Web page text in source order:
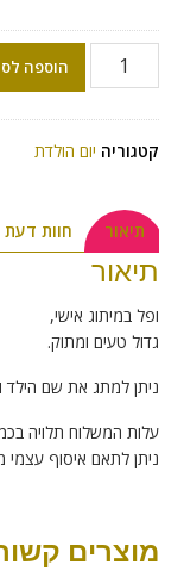
הוספה
קטגוריה יום הולדת
תיאור חוות דעת
תיאור
ופל במיתוג אישי,
גדול טעים ומתוק.
ניתן למתג את שם הילד
עלות המשלוח תלויה
ניתן לתאם איסוף
מוצרים